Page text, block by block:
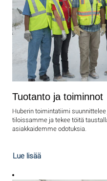
Tuotanto ja toiminnot
Huberin toimintatiimi
tiloissamme ja tekee töitä
asiakkaidemme odotuksia.
Lue lisää